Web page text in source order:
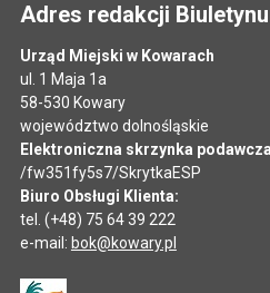
Adres redakcji Biuletynu
Urząd Miejski w Kowarach
ul. 1 Maja 1a
58-530 Kowary
województwo dolnośląskie
Elektroniczna skrzynka
/fw351fy5s7/SkrytkaESP
Biuro Obsługi Klienta:
tel. (+48) 75 64 39 222
e-mail: bok@kowary.pl